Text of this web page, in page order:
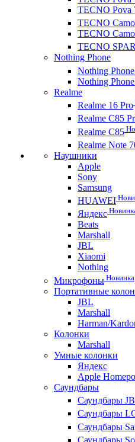
TECNO Pova
TECNO
TECNO
TECNO
Nothing Phone
Nothing
Nothing
Realme
Realme 16 Pro
Realme C85
Realme C85
Realme Note
Наушники
Apple
Sony
Samsung
HUAWEI
Яндекс
Beats
Marshall
JBL
Xiaomi
Nothing
Микрофоны Новинка
Портативные
JBL
Marshall
Harman/
Колонки
Marshall
Умные колонки
Яндекс
Apple
Саундбары
Саундбары
Саундбары
Саундбары